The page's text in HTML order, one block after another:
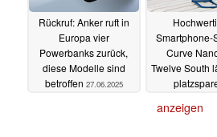
Rückruf: Anker ruft in
Europa vier
Powerbanks zurück,
diese Modelle sind
betroffen 27.06.2025
Smartphone-
Curve
Twelve South
anzeigen